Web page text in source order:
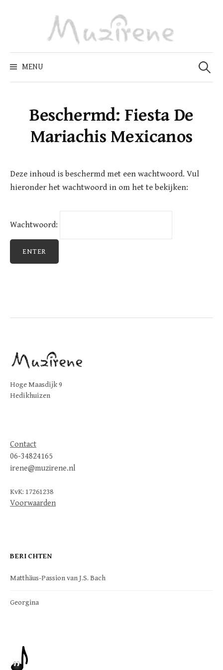
MENU
Zoeken
naar:
Beschermd: Fiesta De
Mariachis Mexicanos
Deze inhoud is beschermd met een wachtwoord. Vul
hieronder het wachtwoord in om het te bekijken:
Wachtwoord:
Hoge Maasdijk 9
Hedikhuizen
Contact
06-34824165
irene@muzirene.nl
KvK: 17261238
Voorwaarden
BERICHTEN
Matthäus-Passion van J.S. Bach
Georgina